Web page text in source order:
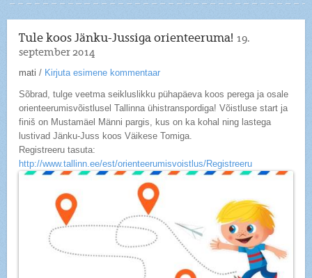
Tule koos Jänku-Jussiga orienteeruma! 19.
september 2014
mati / Kirjuta esimene kommentaar
Sõbrad, tulge veetma seikluslikku pühapäeva koos perega ja osale
orienteerumisvõistlusel Tallinna ühistranspordiga! Võistluse start ja
finiš on Mustamäel Männi pargis, kus on ka kohal ning lastega
lustivad Jänku-Juss koos Väikese Tomiga.
Registreeru tasuta:
http://www.tallinn.ee/est/orienteerumisvoistlus/Registreeru